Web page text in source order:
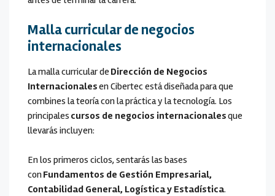
Malla curricular de negocios
internacionales
La malla curricular de Dirección de Negocios
Internacionalesen Cibertec está diseñada para que
combines la teoría con la práctica y la tecnología. Los
principales cursos de negocios internacionalesque
llevarás incluyen:
En los primeros ciclos, sentarás las bases
conFundamentos de Gestión Empresarial,
Contabilidad General, Logística y Estadística.